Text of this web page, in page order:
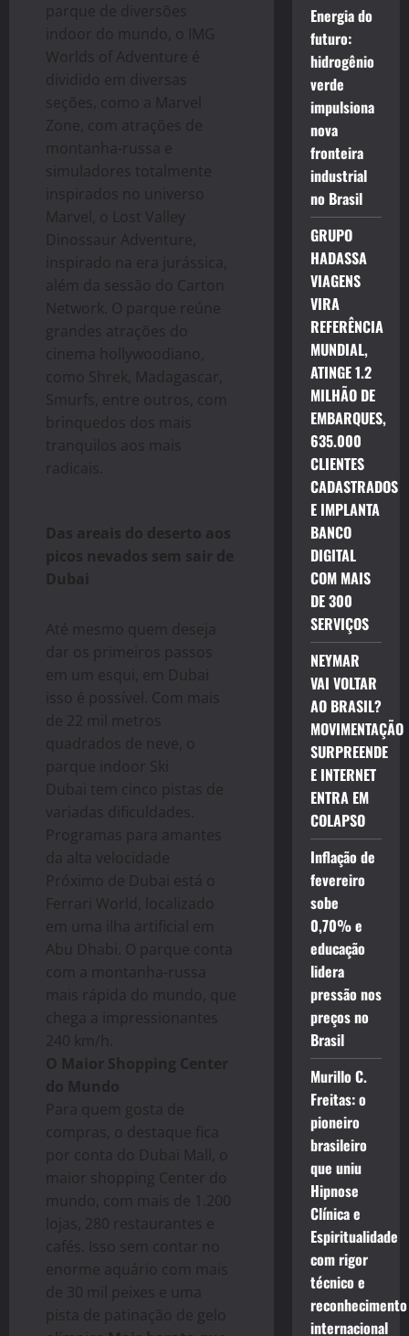
parque de diversões
indoor do mundo, o IMG
Worlds of Adventure é
dividido em diversas
seções, como a Marvel
Zone, com atrações de
montanha-russa e
simuladores totalmente
inspirados no universo
Marvel, o Lost Valley
Dinossaur Adventure,
inspirado na era jurássica,
além da sessão do Carton
Network. O parque reúne
grandes atrações do
cinema hollywoodiano,
como Shrek, Madagascar,
Smurfs, entre outros, com
brinquedos dos mais
tranquilos aos mais
radicais.
Das areais do deserto aos
picos nevados sem sair de
Dubai
Até mesmo quem deseja
dar os primeiros passos
em um esqui, em Dubai
isso é possível. Com mais
de 22 mil metros
quadrados de neve, o
parque indoor Ski
Dubai tem cinco pistas de
variadas dificuldades.
Programas para amantes
da alta velocidade
Próximo de Dubai está o
Ferrari World, localizado
em uma ilha artificial em
Abu Dhabi. O parque conta
com a montanha-russa
mais rápida do mundo, que
chega a impressionantes
240 km/h.
O Maior Shopping Center
do Mundo
Para quem gosta de
compras, o destaque fica
por conta do Dubai Mall, o
maior shopping Center do
mundo, com mais de 1.200
lojas, 280 restaurantes e
cafés. Isso sem contar no
enorme aquário com mais
de 30 mil peixes e uma
pista de patinação de gelo
Energia do
futuro:
hidrogênio
verde
impulsiona
nova
fronteira
industrial
no Brasil
GRUPO
HADASSA
VIAGENS
VIRA
REFERÊNCIA
MUNDIAL,
ATINGE 1.2
MILHÃO DE
EMBARQUES,
635.000
CLIENTES
CADASTRADOS
E IMPLANTA
BANCO
DIGITAL
COM MAIS
DE 300
SERVIÇOS
NEYMAR
VAI VOLTAR
AO BRASIL?
MOVIMENTAÇÃO
SURPREENDE
E INTERNET
ENTRA EM
COLAPSO
Inflação de
fevereiro
sobe
0,70% e
educação
lidera
pressão nos
preços no
Brasil
Murillo C.
Freitas: o
pioneiro
brasileiro
que uniu
Hipnose
Clínica e
Espiritualidade
com rigor
técnico e
reconhecimento
internacional